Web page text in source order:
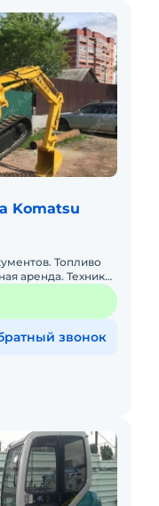
Komatsu
Топливо
аренда. Техника
звонок